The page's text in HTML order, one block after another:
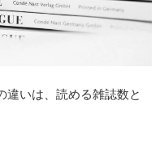
違いは、読める雑誌数と